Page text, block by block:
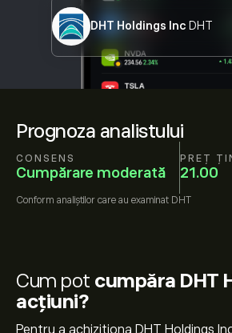
Prognoza analistului
CONSENS
Cumpărare moderată
PREȚ
21.00
Conform analiștilor care au examinat DHT
DHT Holdings Inc DHT
Cum pot cumpăra DHT
acțiuni?
Pentru a achiziționa DHT Holdings